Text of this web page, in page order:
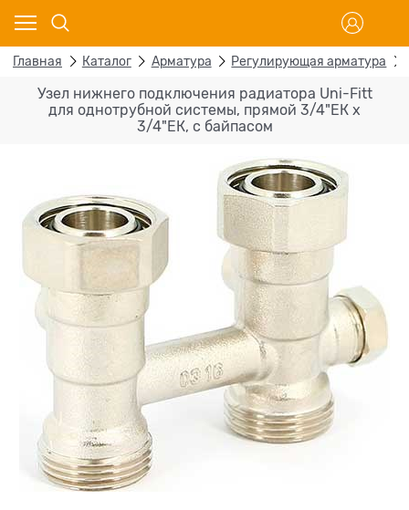
Главная Каталог Арматура Регулирующая арматура
Узел нижнего подключения радиатора Uni-Fitt
для однотрубной системы, прямой 3/4"ЕК х
3/4"ЕК, с байпасом